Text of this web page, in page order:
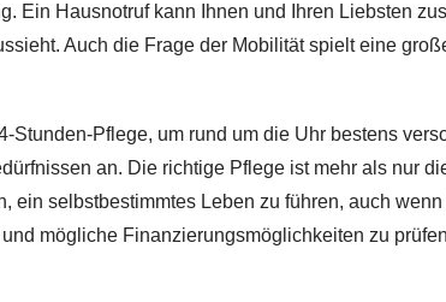
Ein Hausnotruf kann Ihnen und Ihren Liebsten
Auch die Frage der Mobilität spielt eine
Pflege, um rund um die Uhr bestens
an. Die richtige Pflege ist mehr als nur
ein selbstbestimmtes Leben zu führen, auch
mögliche Finanzierungsmöglichkeiten zu